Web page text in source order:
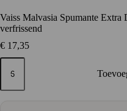
Vaiss Malvasia Spumante Extra
verfrissend
€ 17,35
Vaiss
Malvasia
Extra